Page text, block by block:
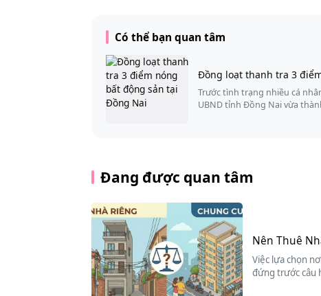
Có thể bạn quan tâm
Đồng loạt thanh tra 3
Trước tình trạng nhiều cá
UBND tỉnh Đồng Nai vừa
Đang được quan tâm
Nên Thuê
Việc lựa chọn
đứng trước câu